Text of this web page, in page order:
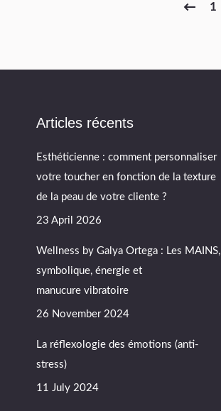
1
Articles récents
Esthéticienne : comment personnaliser
votre toucher en fonction de la texture
de la peau de votre cliente ?
23 April 2026
Wellness by Galya Ortega : Les MAINS,
symbolique, énergie et
manucure vibratoire
26 November 2024
La réflexologie des émotions (anti-
stress)
11 July 2024